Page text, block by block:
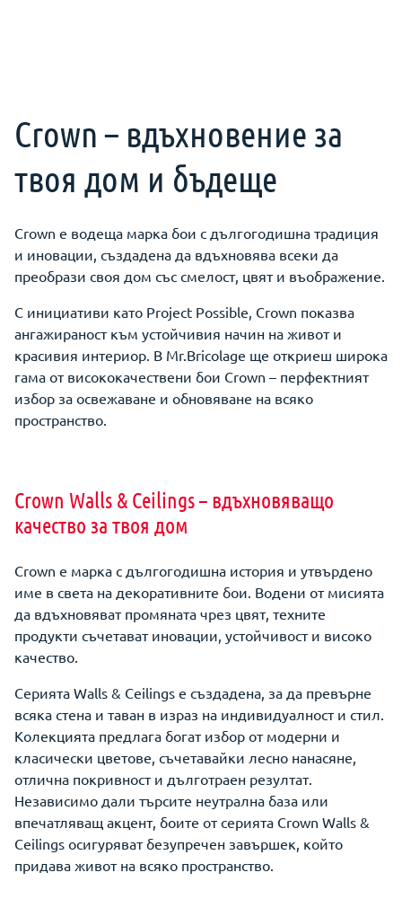
Crown – вдъхновение за
твоя дом и бъдеще
Crown е водеща марка бои с дългогодишна традиция
и иновации, създадена да вдъхновява всеки да
преобрази своя дом със смелост, цвят и въображение.
С инициативи като Project Possible, Crown показва
ангажираност към устойчивия начин на живот и
красивия интериор. В Mr.Bricolage ще откриеш широка
гама от висококачествени бои Crown – перфектният
избор за освежаване и обновяване на всяко
пространство.
Crown Walls & Ceilings – вдъхновяващо
качество за твоя дом
Crown е марка с дългогодишна история и утвърдено
име в света на декоративните бои. Водени от мисията
да вдъхновяват промяната чрез цвят, техните
продукти съчетават иновации, устойчивост и високо
качество.
Серията Walls & Ceilings е създадена, за да превърне
всяка стена и таван в израз на индивидуалност и стил.
Колекцията предлага богат избор от модерни и
класически цветове, съчетавайки лесно нанасяне,
отлична покривност и дълготраен резултат.
Независимо дали търсите неутрална база или
впечатляващ акцент, боите от серията Crown Walls &
Ceilings осигуряват безупречен завършек, който
придава живот на всяко пространство.